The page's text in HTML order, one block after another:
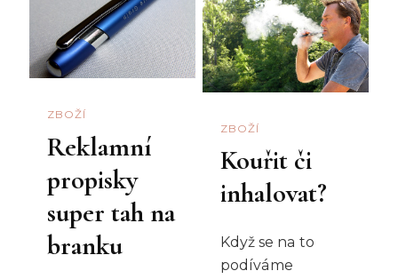
ZBOŽÍ
Reklamní
propisky
super tah na
branku
ZBOŽÍ
Kouřit či
inhalovat?
Když se na to
podíváme